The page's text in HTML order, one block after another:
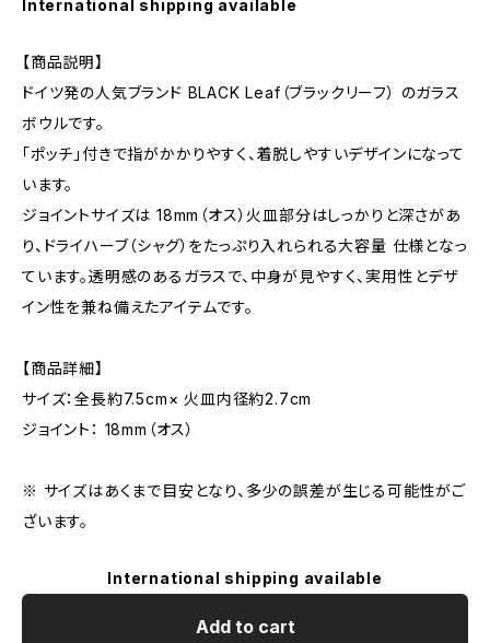
International shipping available
【商品説明】
ドイツ発の人気ブランド BLACK Leaf（ブラックリーフ） のガラス
ボウルです。
「ポッチ」付きで指がかかりやすく、着脱しやすいデザインになって
います。
ジョイントサイズは 18mm（オス）火皿部分はしっかりと深さがあ
り、ドライハーブ（シャグ）をたっぷり入れられる大容量 仕様となっ
ています。透明感のあるガラスで、中身が見やすく、実用性とデザ
イン性を兼ね備えたアイテムです。
【商品詳細】
サイズ：全長約7.5cm× 火皿内径約2.7cm
ジョイント： 18mm（オス）
※ サイズはあくまで目安となり、多少の誤差が生じる可能性がご
ざいます。
International shipping available
Add to cart